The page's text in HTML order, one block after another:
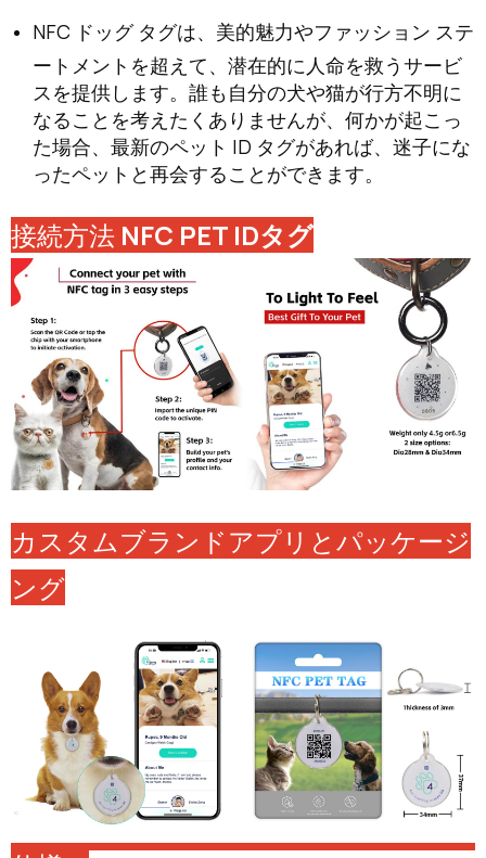
NFC ドッグ タグは、美的魅力やファッション ステ
ートメントを超えて、潜在的に人命を救うサービ
スを提供します。誰も自分の犬や猫が行方不明に
なることを考えたくありませんが、何かが起こっ
た場合、最新のペット ID タグがあれば、迷子にな
ったペットと再会することができます。
接続方法 NFC PET IDタグ
カスタムブランドアプリとパッケージ
ング